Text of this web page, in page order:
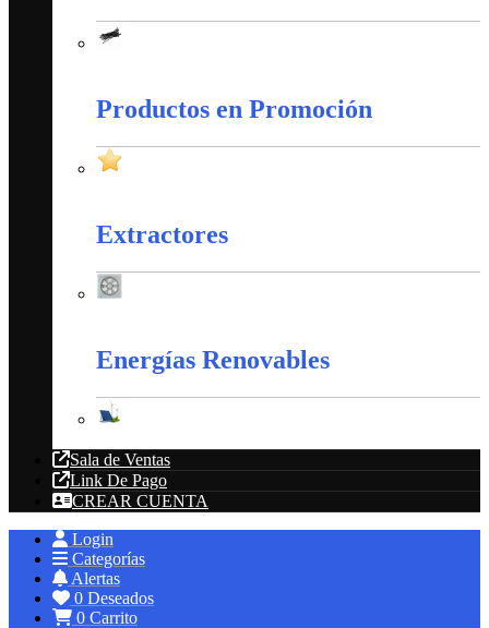
Productos en Promoción
Extractores
Energías Renovables
Sala de Ventas
Link De Pago
CREAR CUENTA
Login
Categorías
Alertas
0 Deseados
0 Carrito